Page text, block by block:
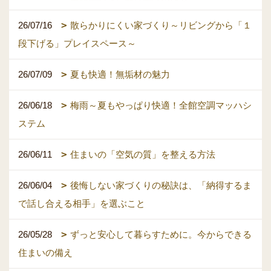
26/07/16
散らかりにくい家づくり～リビングから「１
段下げる」プレイスペース～
26/07/09 夏も快適！無垢材の魅力
26/06/18
梅雨～夏もやっぱり快適！全館空調マッハシ
ステム
26/06/11 住まいの「空気の質」を整える方法
26/06/04
後悔しない家づくりの秘訣は、「納得するま
で話し合える相手」を選ぶこと
26/05/28
ずっと安心して暮らすために。今からできる
住まいの備え